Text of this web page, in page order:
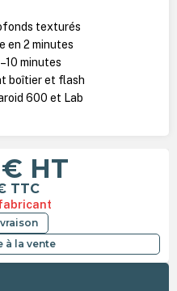
texturés
en 2 minutes
minutes
boîtier et flash
600 et Lab
HT
TTC
à la vente